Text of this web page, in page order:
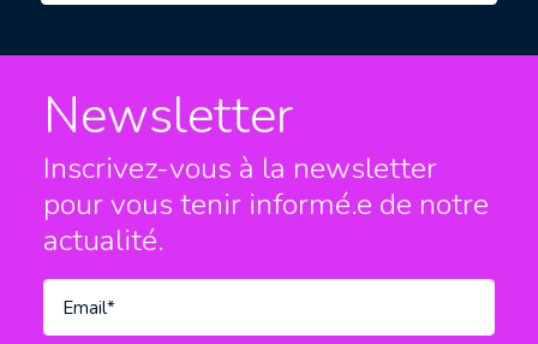
Newsletter
Inscrivez-vous à la newsletter
pour vous tenir informé.e de notre
actualité.